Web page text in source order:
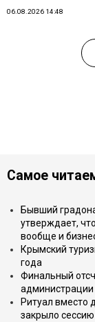
06.08.2026 14:48
Самое
Бывший
утверждает,
вообще и
Крымский
года
Финальный
Ритуал вместо
закрыло